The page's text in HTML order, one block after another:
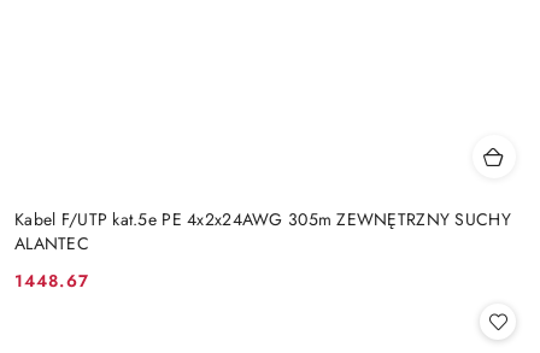
Kabel F/UTP kat.5e PE 4x2x24AWG 305m ZEWNĘTRZNY SUCHY
ALANTEC
Cena:
1448.67